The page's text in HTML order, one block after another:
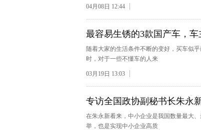
04月08日 12:44
最容易生锈的3款国产车，
随着大家的生活条件不断的变好，买车似
时，对于一些不懂车的人来
03月19日 13:03
专访全国政协副秘书长朱永
在朱永新看来，中小企业是我国数量最大
举，也是实现中小企业高质